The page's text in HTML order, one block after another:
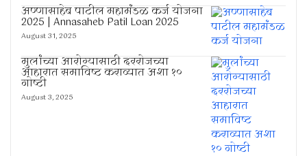
अण्णासाहेब पाटील महामंडळ कर्ज योजना
2025 | Annasaheb Patil Loan 2025
August 31, 2025
मुलांच्या आरोग्यासाठी दररोजच्या
आहारात समाविष्ट कराव्यात अशा १०
गोष्टी
August 3, 2025